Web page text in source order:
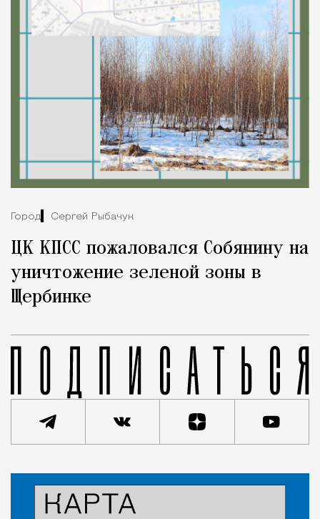
Город Сергей Рыбачук
ЦК КПСС пожаловался Собянину на
уничтожение зеленой зоны в
Щербинке